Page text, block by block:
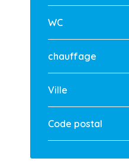
WC
chauffage
Ville
Code postal